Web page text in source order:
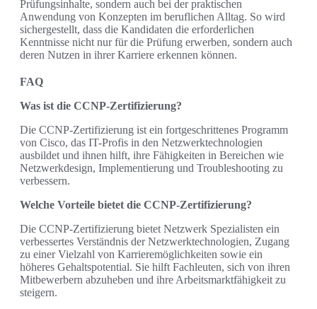
Prüfungsinhalte, sondern auch bei der praktischen
Anwendung von Konzepten im beruflichen Alltag. So wird
sichergestellt, dass die Kandidaten die erforderlichen
Kenntnisse nicht nur für die Prüfung erwerben, sondern auch
deren Nutzen in ihrer Karriere erkennen können.
FAQ
Was ist die CCNP-Zertifizierung?
Die CCNP-Zertifizierung ist ein fortgeschrittenes Programm
von Cisco, das IT-Profis in den Netzwerktechnologien
ausbildet und ihnen hilft, ihre Fähigkeiten in Bereichen wie
Netzwerkdesign, Implementierung und Troubleshooting zu
verbessern.
Welche Vorteile bietet die CCNP-Zertifizierung?
Die CCNP-Zertifizierung bietet Netzwerk Spezialisten ein
verbessertes Verständnis der Netzwerktechnologien, Zugang
zu einer Vielzahl von Karrieremöglichkeiten sowie ein
höheres Gehaltspotential. Sie hilft Fachleuten, sich von ihren
Mitbewerbern abzuheben und ihre Arbeitsmarktfähigkeit zu
steigern.